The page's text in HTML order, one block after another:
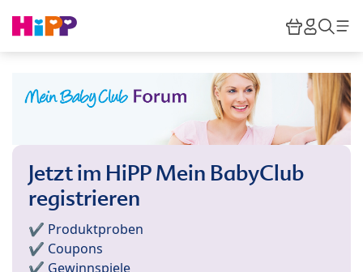
HiPP
Jetzt im HiPP Mein BabyClub
registrieren
✔️ Produktproben
✔️ Coupons
✔️ Gewinnspiele